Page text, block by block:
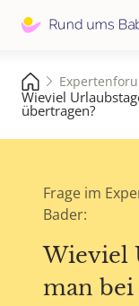
Wieviel
übertragen?
Frage im
Bader:
Wieviel
man